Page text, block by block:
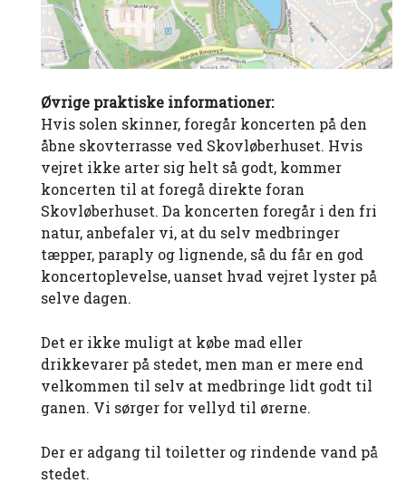
Øvrige praktiske informationer:
Hvis solen skinner, foregår koncerten på den
åbne skovterrasse ved Skovløberhuset. Hvis
vejret ikke arter sig helt så godt, kommer
koncerten til at foregå direkte foran
Skovløberhuset. Da koncerten foregår i den fri
natur, anbefaler vi, at du selv medbringer
tæpper, paraply og lignende, så du får en god
koncertoplevelse, uanset hvad vejret lyster på
selve dagen.
Det er ikke muligt at købe mad eller
drikkevarer på stedet, men man er mere end
velkommen til selv at medbringe lidt godt til
ganen. Vi sørger for vellyd til ørerne.
Der er adgang til toiletter og rindende vand på
stedet.